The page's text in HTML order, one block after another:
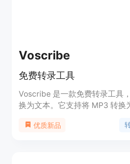
Voscribe
免费转录工具
Voscribe 是一款免费转录工具
换为文本。它支持将 MP3 转换
提供可编辑的转录文本。
优质新品